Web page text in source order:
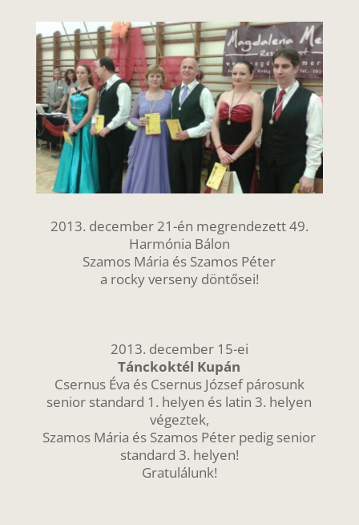
2013. december 21-én megrendezett 49.
Harmónia Bálon
Szamos Mária és Szamos Péter
a rocky verseny döntősei!
2013. december 15-ei
Tánckoktél Kupán
Csernus Éva és Csernus József párosunk
senior standard 1. helyen és latin 3. helyen
végeztek,
Szamos Mária és Szamos Péter pedig senior
standard 3. helyen!
Gratulálunk!